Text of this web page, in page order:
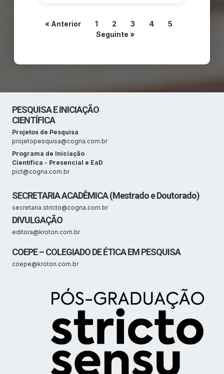
« Anterior 1 2 3 4
5
Seguinte »
PESQUISA E INICIAÇÃO
CIENTÍFICA
Projetos de Pesquisa
projetopesquisa@cogna.com.br
Programa de Iniciação
Científica - Presencial e EaD
pict@cogna.com.br
SECRETARIA ACADÊMICA (Mestrado e Doutorado)
secretaria.stricto@cogna.com.br
DIVULGAÇÃO
editora@kroton.com.br
COEPE – COLEGIADO DE ÉTICA EM PESQUISA
coepe@kroton.com.br